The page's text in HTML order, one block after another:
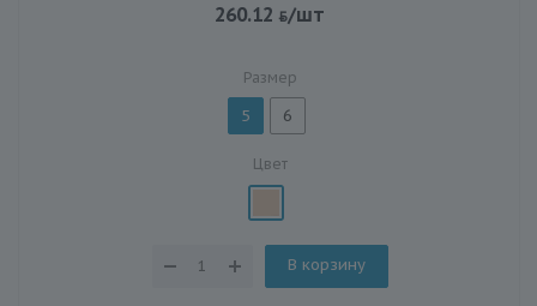
260.12 /шт
Размер
5 6
Цвет
В корзину